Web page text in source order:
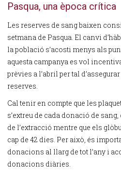
Pasqua, una època crítica
Les reserves de sang baixen
setmana de Pasqua. El canvi
la població s’acosti menys als
aquesta campanya es vol
prèvies a l’abril per tal
reserves.
Cal tenir en compte que les
s’extreu de cada donació de
de l’extracció mentre que els
cap de 42 dies. Per això, és
donacions al llarg de tot l’any i
donacions diàries.